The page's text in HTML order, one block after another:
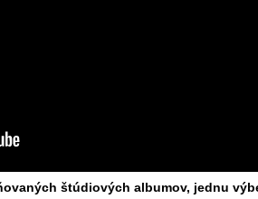
štúdiových albumov, jednu